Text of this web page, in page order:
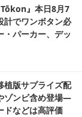
』本日8月7
計でワンボタン必
パーカー、デッ
植版サプライズ配
ゾンビ含め登場―
ドなどは高評価